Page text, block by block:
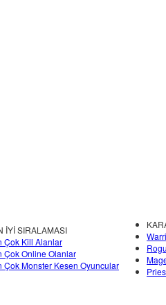
İYİ SIRALAMASI
Çok Kill Alanlar
Çok Online Olanlar
Çok Monster Kesen Oyuncular